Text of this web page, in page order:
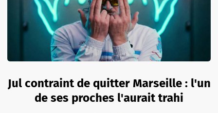
Jul contraint de quitter Marseille : l'un
de ses proches l'aurait trahi